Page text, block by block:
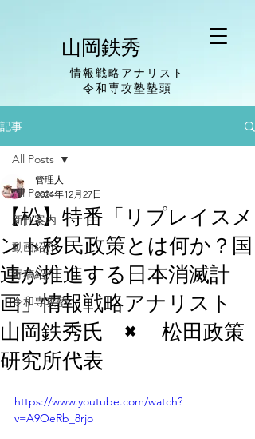
山岡鉄秀
情報戦略アナリスト
​令和専攻塾塾頭
記事
All Posts
新刊案内
動画紹介
寄稿紹介
令和専攻塾
All Posts
【松】特番「リプレイスメ
ント移民政策とは何か？国
連が推進する日本消滅計
画」情報戦略アナリスト
山岡鉄秀氏 × 松田政策
研究所代表
管理人
2024年12月27日
https://www.youtube.com/watch?
v=A9OeRb_8rjo